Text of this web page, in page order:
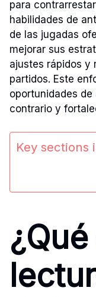
para
habilidades de
de las jugadas
mejorar sus
ajustes rápidos y
partidos. Este
oportunidades
contrario y
Key sections